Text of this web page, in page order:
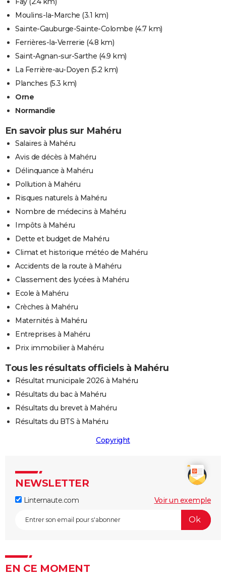
Moulins-la-Marche (3.1 km)
Sainte-Gauburge-Sainte-Colombe (4.7 km)
Ferrières-la-Verrerie (4.8 km)
Saint-Agnan-sur-Sarthe (4.9 km)
La Ferrière-au-Doyen (5.2 km)
Planches (5.3 km)
Orne
Normandie
En savoir plus sur Mahéru
Salaires à Mahéru
Avis de décès à Mahéru
Délinquance à Mahéru
Pollution à Mahéru
Risques naturels à Mahéru
Nombre de médecins à Mahéru
Impôts à Mahéru
Dette et budget de Mahéru
Climat et historique météo de Mahéru
Accidents de la route à Mahéru
Classement des lycées à Mahéru
Ecole à Mahéru
Crèches à Mahéru
Maternités à Mahéru
Entreprises à Mahéru
Prix immobilier à Mahéru
Tous les résultats officiels à Mahéru
Résultat municipale 2026 à Mahéru
Résultats du bac à Mahéru
Résultats du brevet à Mahéru
Résultats du BTS à Mahéru
Copyright
NEWSLETTER
Linternaute.com Voir un exemple
EN CE MOMENT